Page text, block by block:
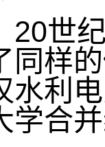
20世
同样
水利
学合